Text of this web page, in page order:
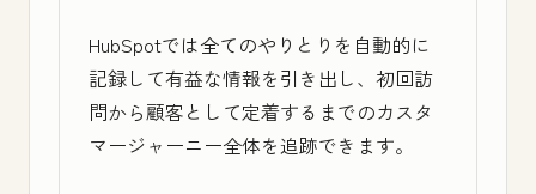
HubSpotでは全てのやりとりを自動的に
記録して有益な情報を引き出し、初回訪
問から顧客として定着するまでのカスタ
マージャーニー全体を追跡できます。